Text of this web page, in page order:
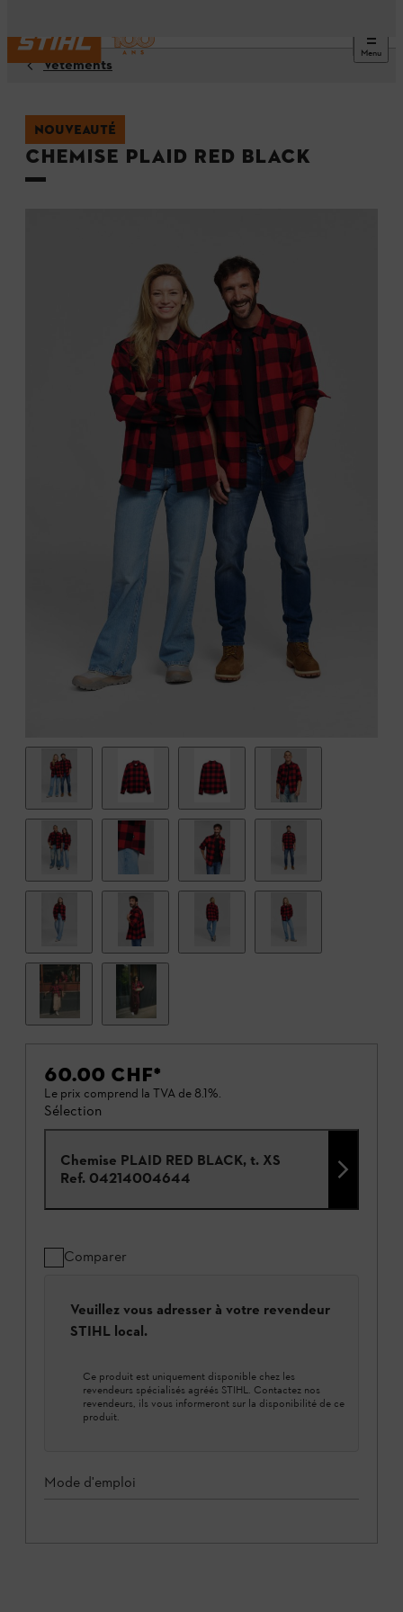
Menu
Vêtements
NOUVEAUTÉ
Chemise PLAID RED BLACK
60.00 CHF*
Le prix comprend la TVA de 8.1%.
Sélection
Chemise PLAID RED BLACK, t. XS
Ref. 04214004644
Comparer
Veuillez vous adresser à votre revendeur
STIHL local.
Ce produit est uniquement disponible chez les
revendeurs spécialisés agréés STIHL. Contactez nos
revendeurs, ils vous informeront sur la disponibilité de ce
produit.
Mode d'emploi